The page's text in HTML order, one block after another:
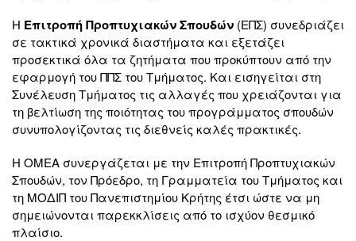
Η Επιτροπή Προπτυχιακών Σπουδών (ΕΠΣ) συνεδριάζει
σε τακτικά χρονικά διαστήματα και εξετάζει
προσεκτικά όλα τα ζητήματα που προκύπτουν από την
εφαρμογή του ΠΠΣ του Τμήματος. Και εισηγείται στη
Συνέλευση Τμήματος τις αλλαγές που χρειάζονται για
τη βελτίωση της ποιότητας του προγράμματος σπουδών
συνυπολογίζοντας τις διεθνείς καλές πρακτικές.
Η ΟΜΕΑ συνεργάζεται με την Επιτροπή Προπτυχιακών
Σπουδών, τον Πρόεδρο, τη Γραμματεία του Τμήματος και
τη ΜΟΔΙΠ του Πανεπιστημίου Κρήτης έτσι ώστε να μη
σημειώνονται παρεκκλίσεις από το ισχύον θεσμικό
πλαίσιο.